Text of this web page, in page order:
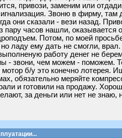
привози, заменим или
Звоню в фирму,
они сказали - вези назад.
пару часов нашли,
Потом, по моей
ладу ему дать не смогли,
работу денег не
- звони, чем можем - поможем.
б/у это конечно лотерея.
обязательно меряйте
и готовили на продажу.
за деньги или нет не знаю,